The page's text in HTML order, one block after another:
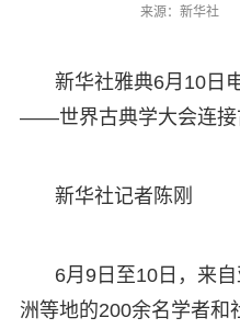
来源：新华社
新华社雅典6月10日
——世界古典学大会连接
新华社记者陈刚
6月9日至10日，来
洲等地的200余名学者和